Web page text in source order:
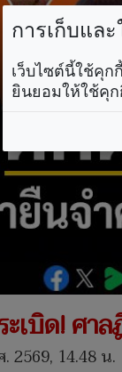
เบิด! ศา
2569, 14.48 น.
การเก็บแล
เว็บไซต์นี้ใช้คุก
ยินยอมให้ใช้คุ